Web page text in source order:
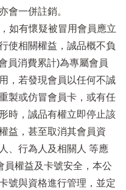
會一併註銷。
如有懷疑被冒用會員應立
使相關權益，誠品概不負
員消費累計)為專屬會員
，若發現會員以任何不誠
製或仿冒會員卡，或有任
時，誠品有權立即停止該
益，甚至取消其會員資
、行為人及相關人 等應
員權益及卡號安全，本公
號與資格進行管理，並定